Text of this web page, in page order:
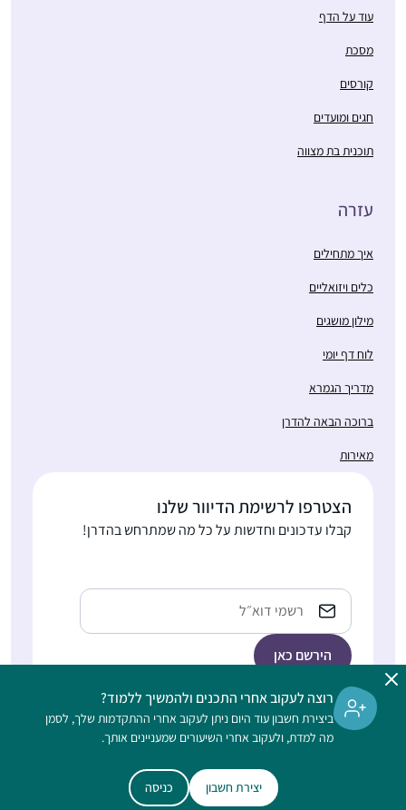
עוד על הדף
מסכת
קורסים
חגים ומועדים
תוכנית בת מצווה
עזרה
איך מתחילים
כלים ויזואליים
מילון מושגים
לוח דף יומי
מדריך הגמרא
ברוכה הבאה להדרן
מאירות
הצטרפו לרשימת הדיוור שלנו
קבלו עדכונים וחדשות על כל מה שמתרחש בהדרן!
כתובת
אימייל
הלימוד בהדרן הוא דיגיטלי, ללא תשלום, מתאים גם למתחילות, ופתוח
לנשים וגברים כאחד
רוצה לעקוב אחרי התכנים ולהמשיך ללמוד?
ביצירת חשבון עוד היום ניתן לעקוב אחרי ההתקדמות שלך, לסמן
מה למדת, ולעקוב אחרי השיעורים שמעניינים אותך.
יצירת חשבון כניסה